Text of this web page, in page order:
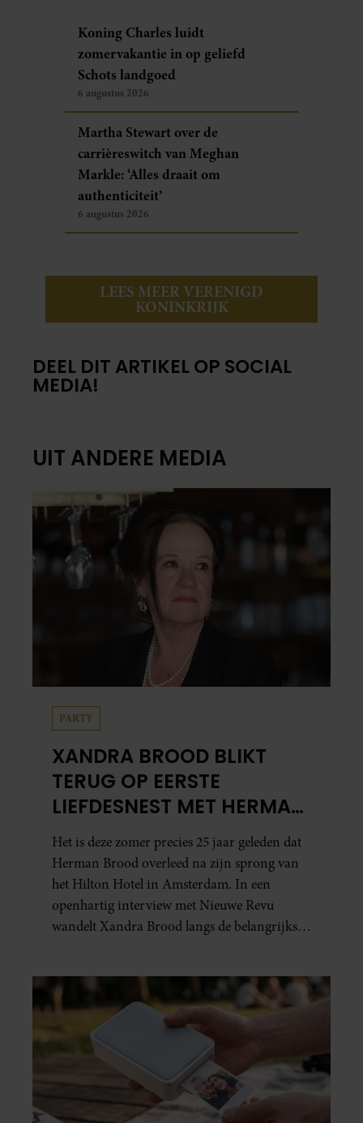
Koning Charles luidt
zomervakantie in op geliefd
Schots landgoed
6 augustus 2026
Martha Stewart over de
carrièreswitch van Meghan
Markle: ‘Alles draait om
authenticiteit’
6 augustus 2026
LEES MEER VERENIGD
KONINKRIJK
DEEL DIT ARTIKEL OP SOCIAL
MEDIA!
UIT ANDERE MEDIA
PARTY
XANDRA BROOD BLIKT
TERUG OP EERSTE
LIEFDESNEST MET HERMAN
BROOD: “HIER IS LOLA
GEBOREN”
Het is deze zomer precies 25 jaar geleden dat
Herman Brood overleed na zijn sprong van
het Hilton Hotel in Amsterdam. In een
openhartig interview met Nieuwe Revu
wandelt Xandra Brood langs de belangrijkste
Leidsedwarsstraat roept een stortvloed aan
herinneringen op. Daar begon hun leven
samen en werd dochter Lola geboren.